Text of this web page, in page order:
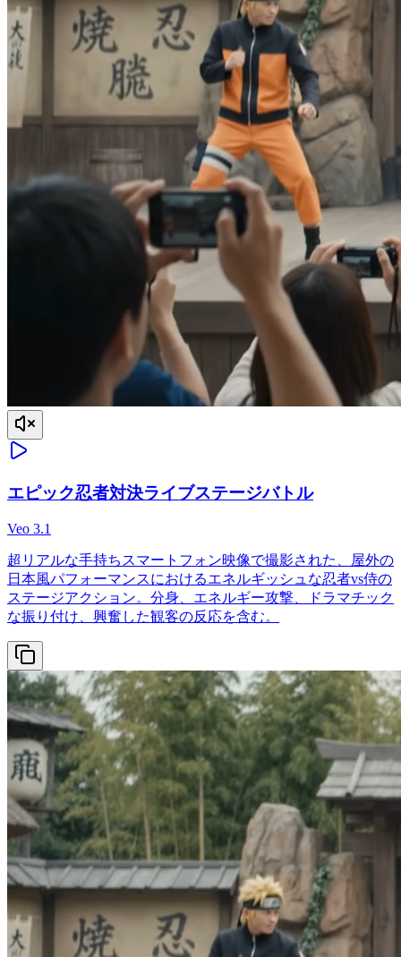
エピック忍者対決ライブステージバトル
Veo 3.1
超リアルな手持ちスマートフォン映像で撮影された、屋外の
日本風パフォーマンスにおけるエネルギッシュな忍者vs侍の
ステージアクション。分身、エネルギー攻撃、ドラマチック
な振り付け、興奮した観客の反応を含む。